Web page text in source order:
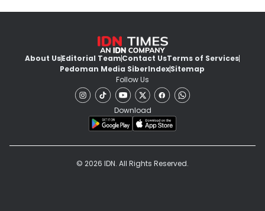
About UsEditorial TeamContact UsTerms of Services
Pedoman Media SiberIndexSitemap
Follow Us
Download
© 2026 IDN. All Rights Reserved.